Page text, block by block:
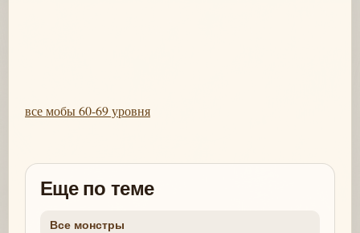
все мобы 60-69 уровня
Еще по теме
Все монстры